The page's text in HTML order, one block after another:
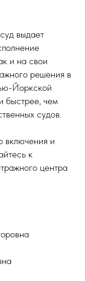
выдает
и на свои
решения в
Йоркской
быстрее, чем
судов.
включения и
к
центра